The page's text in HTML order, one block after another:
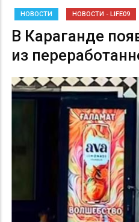
НОВОСТИ НОВОСТИ - LIFE09
В Караганде
из